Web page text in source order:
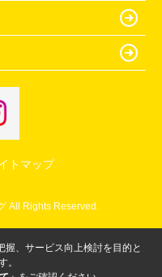
トマップ
All Rights Reserved.
、サービス向上検討を目的と
。